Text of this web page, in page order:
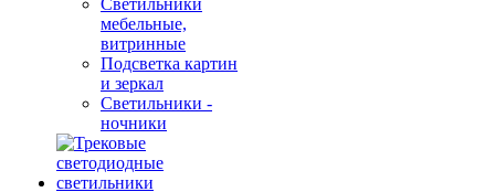
Светильники
мебельные,
витринные
Подсветка картин
и зеркал
Светильники -
ночники